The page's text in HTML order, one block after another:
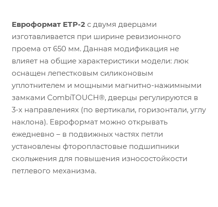
Евроформат ЕТР-2 с двумя дверцами
изготавливается при ширине ревизионного
проема от 650 мм. Данная модификация не
влияет на общие характеристики модели: люк
оснащен лепестковым силиконовым
уплотнителем и мощными магнитно-нажимными
замками CombiTOUCH®, дверцы регулируются в
3-х направлениях (по вертикали, горизонтали, углу
наклона). Евроформат можно открывать
ежедневно – в подвижных частях петли
установлены фторопластовые подшипники
скольжения для повышения износостойкости
петлевого механизма.